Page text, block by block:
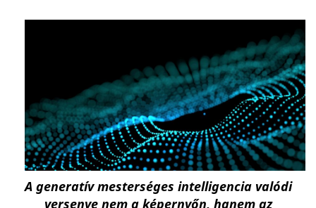
A generatív mesterséges intelligencia valódi
versenye nem a képernyőn, hanem az